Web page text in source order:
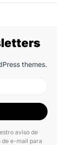
themes.
aviso de
de e-mail para